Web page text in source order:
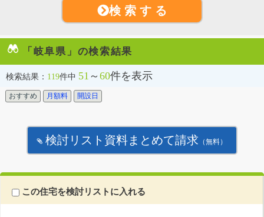
検 索 す る
「岐阜県」の検索結果
検索結果： 119件中 51 ～ 60件を表示
おすすめ 月額料 開設日
検討リスト資料まとめて請求 （無料）
この住宅を検討リストに入れる